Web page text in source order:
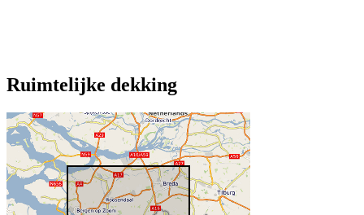
Ruimtelijke dekking